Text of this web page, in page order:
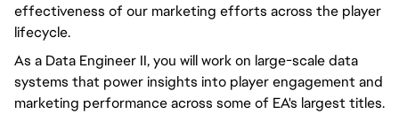
effectiveness of our marketing efforts across the player
lifecycle.
As a Data Engineer II, you will work on large-scale data
systems that power insights into player engagement and
marketing performance across some of EA's largest titles.